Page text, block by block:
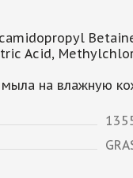
Acid,
на влажную